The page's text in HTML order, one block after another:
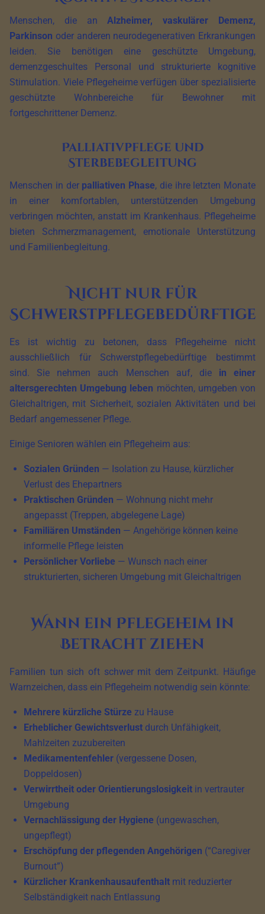
Menschen, die anAlzheimer, vaskulärer Demenz,
Parkinson oder anderen neurodegenerativen Erkrankungen
leiden. Sie benötigen eine geschützte Umgebung,
demenzgeschultes Personal und strukturierte kognitive
Stimulation. Viele Pflegeheime verfügen über spezialisierte
geschützte Wohnbereiche für Bewohner mit
fortgeschrittener Demenz.
Palliativpflege und
Sterbebegleitung
Menschen in der palliativen Phase, die ihre letzten Monate
in einer komfortablen, unterstützenden Umgebung
verbringen möchten, anstatt im Krankenhaus. Pflegeheime
bieten Schmerzmanagement, emotionale Unterstützung
und Familienbegleitung.
Nicht nur für
Schwerstpflegebedürftige
Es ist wichtig zu betonen, dass Pflegeheime nicht
ausschließlich für Schwerstpflegebedürftige bestimmt
sind. Sie nehmen auch Menschen auf, die in einer
altersgerechten Umgebung leben möchten, umgeben von
Gleichaltrigen, mit Sicherheit, sozialen Aktivitäten und bei
Bedarf angemessener Pflege.
Einige Senioren wählen ein Pflegeheim aus:
Sozialen Gründen — Isolation zu Hause, kürzlicher
Verlust des Ehepartners
Praktischen Gründen — Wohnung nicht mehr
angepasst (Treppen, abgelegene Lage)
Familiären Umständen — Angehörige können keine
informelle Pflege leisten
Persönlicher Vorliebe — Wunsch nach einer
strukturierten, sicheren Umgebung mit Gleichaltrigen
Wann ein Pflegeheim in
Betracht ziehen
Familien tun sich oft schwer mit dem Zeitpunkt. Häufige
Warnzeichen, dass ein Pflegeheim notwendig sein könnte:
Mehrere kürzliche Stürze zu Hause
Erheblicher Gewichtsverlust durch Unfähigkeit,
Mahlzeiten zuzubereiten
Medikamentenfehler (vergessene Dosen,
Doppeldosen)
Verwirrtheit oder Orientierungslosigkeit in vertrauter
Umgebung
Vernachlässigung der Hygiene (ungewaschen,
ungepflegt)
Erschöpfung der pflegenden Angehörigen (“Caregiver
Burnout”)
Kürzlicher Krankenhausaufenthalt mit reduzierter
Selbständigkeit nach Entlassung